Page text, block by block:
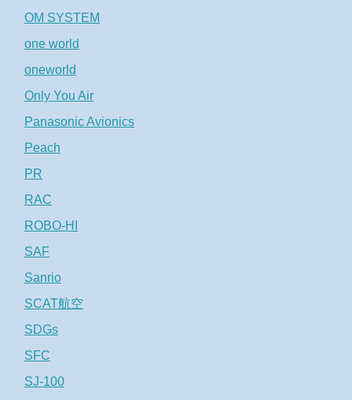
OM SYSTEM
one world
oneworld
Only You Air
Panasonic Avionics
Peach
PR
RAC
ROBO-HI
SAF
Sanrio
SCAT航空
SDGs
SFC
SJ-100